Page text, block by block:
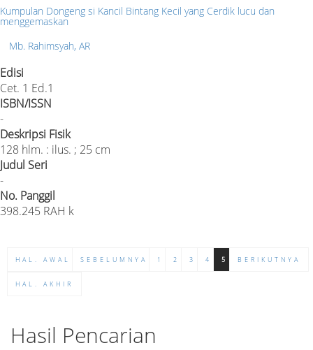
Kumpulan Dongeng si Kancil Bintang Kecil yang Cerdik lucu dan
menggemaskan
Mb. Rahimsyah, AR
Edisi
Cet. 1 Ed.1
ISBN/ISSN
-
Deskripsi Fisik
128 hlm. : ilus. ; 25 cm
Judul Seri
-
No. Panggil
398.245 RAH k
HAL. AWAL SEBELUMNYA 1 2 3 4 5 BERIKUTNYA
HAL. AKHIR
Hasil Pencarian